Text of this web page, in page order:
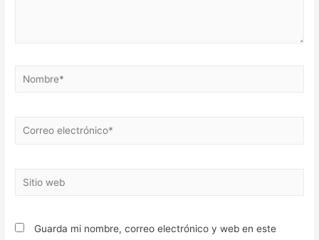
Nombre*
Correo
Sitio
Guarda mi nombre, correo electrónico y web en este